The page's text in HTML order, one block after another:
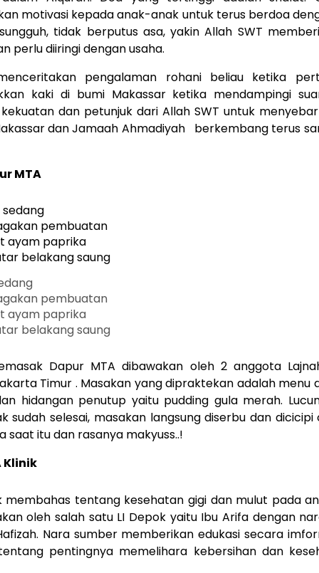
motivasi kepada anak-anak untuk terus berdoa
tidak berputus asa, yakin Allah SWT
perlu diiringi dengan usaha.
pengalaman rohani beliau ketika
kaki di bumi Makassar ketika mendampingi
dan petunjuk dari Allah SWT untuk
dan Jamaah Ahmadiyah berkembang terus
MTA
pembuatan
ayam paprika
belakang saung
Dapur MTA dibawakan oleh 2 anggota
Timur . Masakan yang dipraktekan adalah menu
hidangan penutup yaitu pudding gula merah.
sudah selesai, masakan langsung diserbu dan dicicipi
saat itu dan rasanya makyuss..!
Klinik
membahas tentang kesehatan gigi dan mulut pada
oleh salah satu LI Depok yaitu Ibu Arifa dengan
Nara sumber memberikan edukasi secara
pentingnya memelihara kebersihan dan